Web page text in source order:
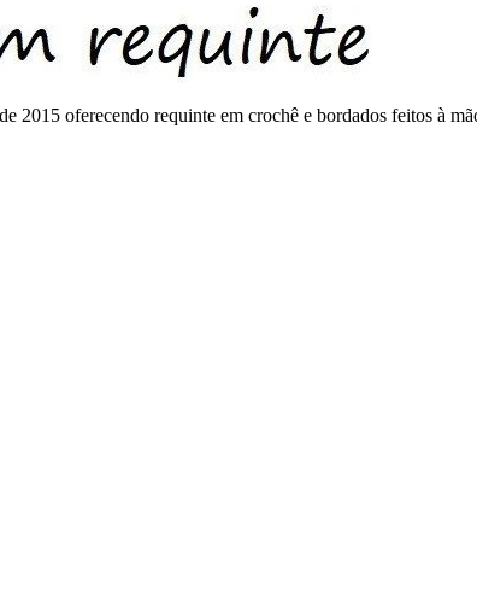
2015 oferecendo requinte em crochê e bordados feitos à